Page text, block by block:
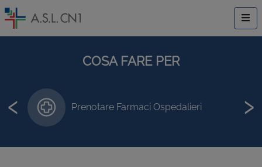
COSA FARE PER
Prenotare Farmaci Ospedalieri
‹ ›